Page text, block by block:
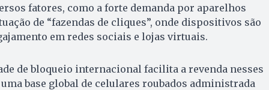
fatores, como a forte demanda por aparelhos
de “fazendas de cliques”, onde dispositivos são
em redes sociais e lojas virtuais.
de bloqueio internacional facilita a revenda nesses
base global de celulares roubados administrada